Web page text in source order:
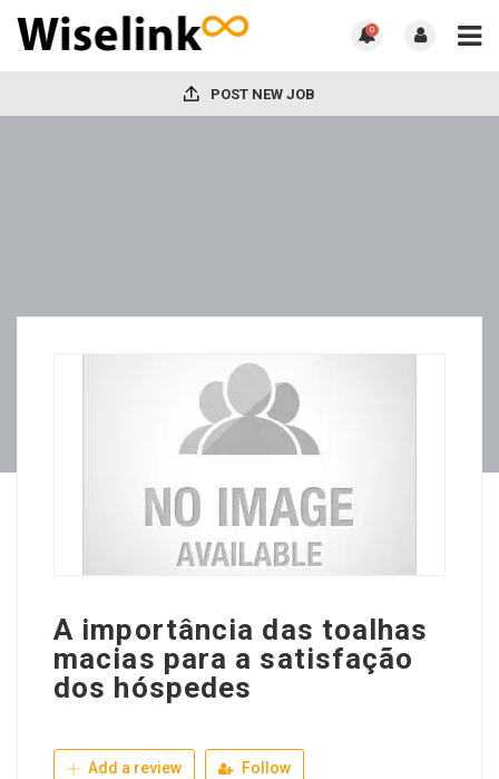
0
POST NEW JOB
A importância das toalhas
macias para a satisfação
dos hóspedes
Add a review Follow